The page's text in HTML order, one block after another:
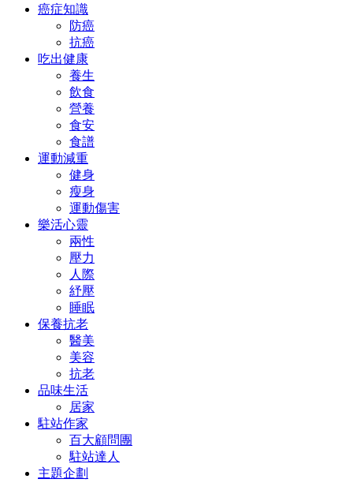
癌症知識
防癌
抗癌
吃出健康
養生
飲食
營養
食安
食譜
運動減重
健身
瘦身
運動傷害
樂活心靈
兩性
壓力
人際
紓壓
睡眠
保養抗老
醫美
美容
抗老
品味生活
居家
駐站作家
百大顧問團
駐站達人
主題企劃